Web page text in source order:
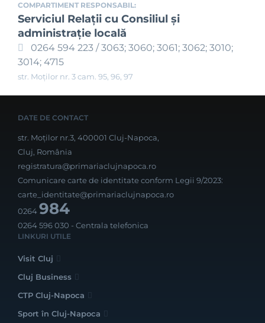
COMPARTIMENT RESPONSABIL:
Serviciul Relaţii cu Consiliul şi
administraţie locală
0264 594 223 / 3063; 3060; 3061; 3062; 3010;
3014; 4715
str. Moților nr. 3 cam. 95, 96, 97
DATE DE CONTACT
str. Moților nr.3, 400001 Cluj-Napoca,
Cluj, România
registratura@primariaclujnapoca.ro
Comunicare carte de identitate conform Legii 9/2023:
carte_identitate@primariaclujnapoca.ro
0264984
0264 596 030 - Centrala telefonica
LINKURI UTILE
Visit Cluj
Cluj Business
CTP Cluj-Napoca
Sport în Cluj-Napoca